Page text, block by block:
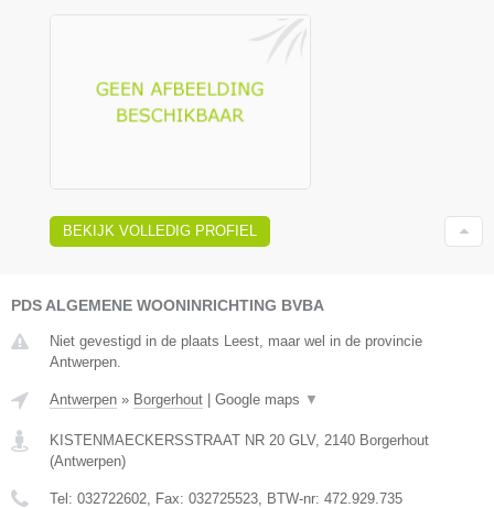
BEKIJK VOLLEDIG PROFIEL
PDS ALGEMENE WOONINRICHTING BVBA
Niet gevestigd in de plaats Leest, maar wel in de provincie
Antwerpen.
Antwerpen » Borgerhout | Google maps ▼
KISTENMAECKERSSTRAAT NR 20 GLV, 2140 Borgerhout
(Antwerpen)
Tel: 032722602 , Fax: 032725523 , BTW-nr: 472.929.735